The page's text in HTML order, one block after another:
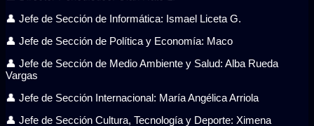
👤 Jefe de Sección de Informática: Ismael Liceta G.
👤 Jefe de Sección de Política y Economía: Maco
👤 Jefe de Sección de Medio Ambiente y Salud: Alba Rueda
Vargas
👤 Jefe de Sección Internacional: María Angélica Arriola
👤 Jefe de Sección Cultura, Tecnología y Deporte: Ximena